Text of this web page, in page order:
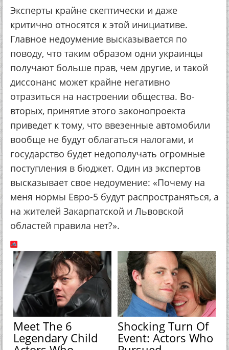
Эксперты крайне скептически и даже
критично относятся к этой инициативе.
Главное недоумение высказывается по
поводу, что таким образом одни украинцы
получают больше прав, чем другие, и такой
диссонанс может крайне негативно
отразиться на настроении общества. Во-
вторых, принятие этого законопроекта
приведет к тому, что ввезенные автомобили
вообще не будут облагаться налогами, и
государство будет недополучать огромные
поступления в бюджет. Один из экспертов
высказывает свое недоумение: «Почему на
меня нормы Евро-5 будут распространяться, а
на жителей Закарпатской и Львовской
областей правила нет?».
Meet The 6
Legendary Child
Shocking Turn Of
Event: Actors Who